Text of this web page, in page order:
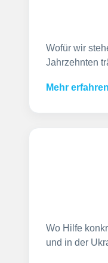
Wofür wir
Jahrzehnten
Mehr
Wo Hilfe
und in der